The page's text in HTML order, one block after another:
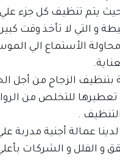
يتم تنظيف كل جزء
و التي لا تأخذ وقت
الأستماع الي
الزجاح من أجل
للتخلص من
.
عمالة أجنية مدربة
و الفلل و الشركات